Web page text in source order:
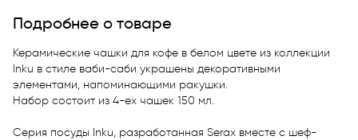
Подробнее о товаре
Керамические чашки для кофе в белом цвете из коллекции
Inku в стиле ваби-саби украшены декоративными
элементами, напоминающими ракушки.
Набор состоит из 4-ех чашек 150 мл.
Серия посуды Inku, разработанная Serax вместе с шеф-